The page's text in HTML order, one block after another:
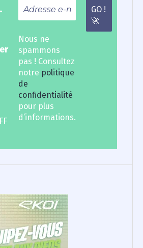
Nous ne
spammons
pas ! Consultez
notre politique
de
confidentialité
pour plus
d’informations.